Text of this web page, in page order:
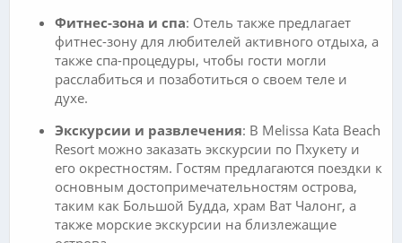
Фитнес-зона и спа: Отель также предлагает
фитнес-зону для любителей активного отдыха, а
также спа-процедуры, чтобы гости могли
расслабиться и позаботиться о своем теле и
духе.
Экскурсии и развлечения: В Melissa Kata Beach
Resort можно заказать экскурсии по Пхукету и
его окрестностям. Гостям предлагаются поездки к
основным достопримечательностям острова,
таким как Большой Будда, храм Ват Чалонг, а
также морские экскурсии на близлежащие